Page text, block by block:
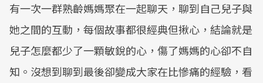
有一次一群熟齡媽媽聚在一起聊天，聊到自己兒子與
她之間的互動，每個故事都很經典但揪心，結論就是
兒子怎麼都少了一顆敏銳的心，傷了媽媽的心卻不自
知。沒想到聊到最後卻變成大家在比慘痛的經驗，看